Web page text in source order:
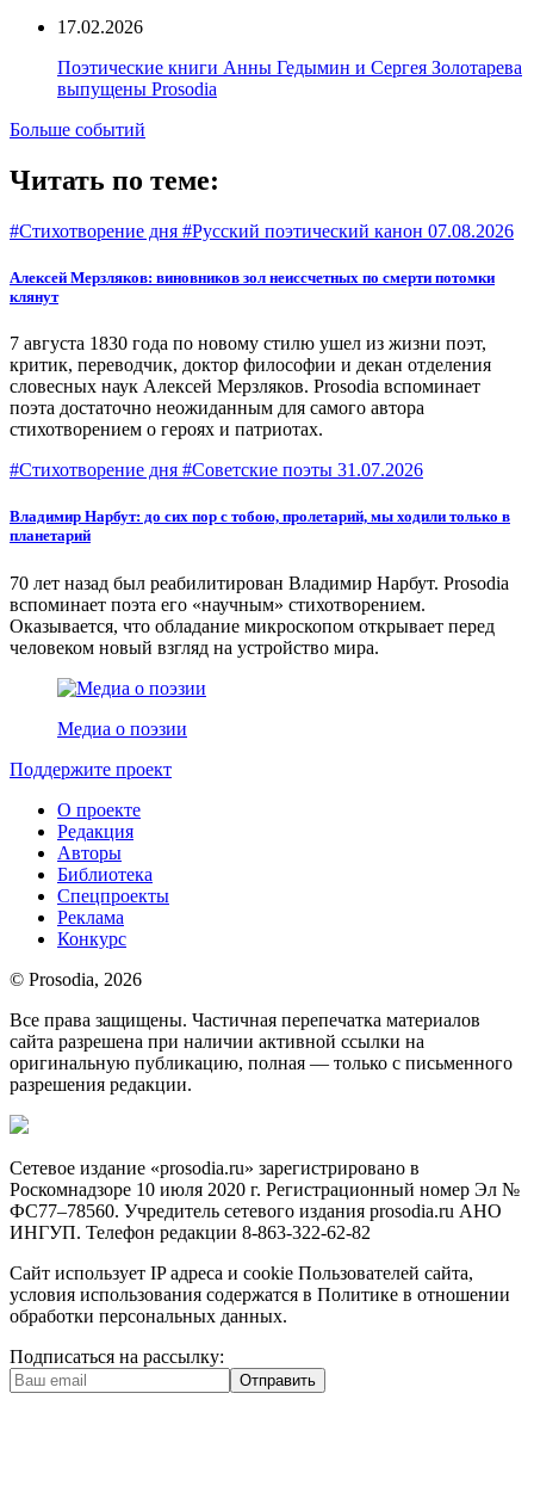
17.02.2026
Поэтические книги Анны Гедымин и Сергея Золотарева
выпущены Prosodia
Больше событий
Читать по теме:
#Стихотворение дня #Русский поэтический канон 07.08.2026
Алексей Мерзляков: виновников зол неиссчетных по смерти потомки
клянут
7 августа 1830 года по новому стилю ушел из жизни поэт,
критик, переводчик, доктор философии и декан отделения
словесных наук Алексей Мерзляков. Prosodia вспоминает
поэта достаточно неожиданным для самого автора
стихотворением о героях и патриотах.
#Стихотворение дня #Советские поэты 31.07.2026
Владимир Нарбут: до сих пор с тобою, пролетарий, мы ходили только в
планетарий
70 лет назад был реабилитирован Владимир Нарбут. Prоsodia
вспоминает поэта его «научным» стихотворением.
Оказывается, что обладание микроскопом открывает перед
человеком новый взгляд на устройство мира.
Медиа о поэзии
Поддержите проект
О проекте
Редакция
Авторы
Библиотека
Спецпроекты
Реклама
Конкурс
© Prosodia, 2026
Все права защищены. Частичная перепечатка материалов
сайта разрешена при наличии активной ссылки на
оригинальную публикацию, полная — только с письменного
разрешения редакции.
Сетевое издание «prosodia.ru» зарегистрировано в
Роскомнадзоре 10 июля 2020 г. Регистрационный номер Эл №
ФС77–78560. Учредитель сетевого издания prosodia.ru АНО
ИНГУП. Телефон редакции 8-863-322-62-82
Сайт использует IP адреса и cookie Пользователей сайта,
условия использования содержатся в Политике в отношении
обработки персональных данных.
Подписаться на рассылку:
Отправить